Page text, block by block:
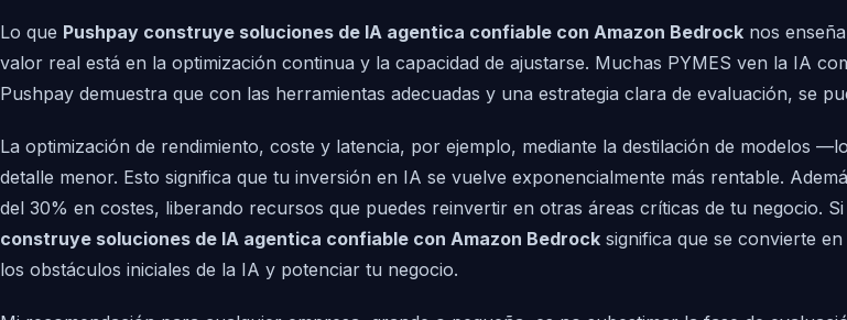
Lo que Pushpay construye soluciones de IA agentica confiable con Amazon Bedrock nos
valor real está en la optimización continua y la capacidad de ajustarse. Muchas PYMES ven la IA
Pushpay demuestra que con las herramientas adecuadas y una estrategia clara de evaluación, se
La optimización de rendimiento, coste y latencia, por ejemplo, mediante la destilación de modelos
detalle menor. Esto significa que tu inversión en IA se vuelve exponencialmente más rentable.
del 30% en costes, liberando recursos que puedes reinvertir en otras áreas críticas de tu negocio.
construye soluciones de IA agentica confiable con Amazon Bedrock significa que se convierte
los obstáculos iniciales de la IA y potenciar tu negocio.